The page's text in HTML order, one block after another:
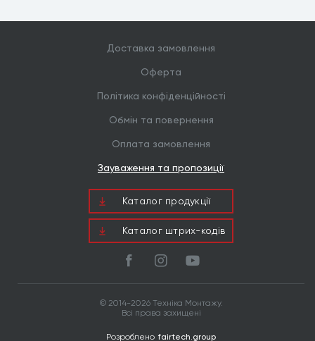
Доставка замовлення
Оферта
Політика конфіденційності
Обмін та повернення
Оплата замовлення
Зауваження та пропозиції
Каталог продукцiї
Каталог штрих-кодів
© 2014-2026 Техніка Монтажу.
Всі права захищені
Розроблено fairtech.group